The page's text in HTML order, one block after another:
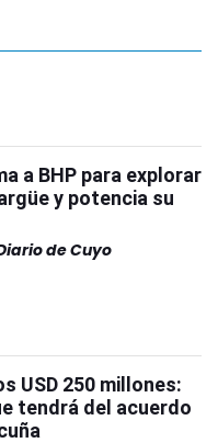
a BHP para explorar
y potencia su
de Cuyo
USD 250 millones:
tendrá del acuerdo